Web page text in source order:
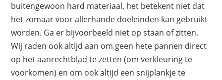
buitengewoon hard materiaal, het betekent niet dat
het zomaar voor allerhande doeleinden kan gebruikt
worden. Ga er bijvoorbeeld niet op staan of zitten.
Wij raden ook altijd aan om geen hete pannen direct
op het aanrechtblad te zetten (om verkleuring te
voorkomen) en om ook altijd een snijplankje te